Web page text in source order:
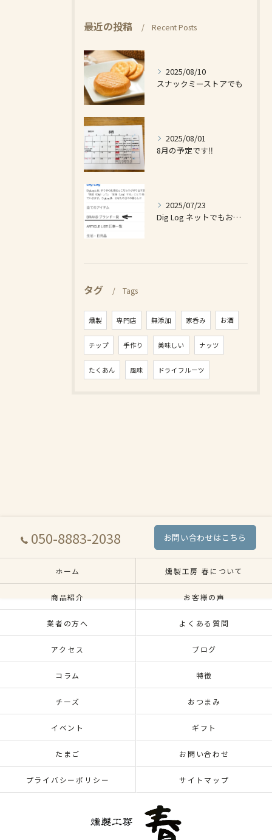
最近の投稿 Recent Posts
2025/08/10
スナックミーストアでも
2025/08/01
8月の予定です‼️
2025/07/23
Dig Log ネットでもお買い求め出来ます❗️
タグ Tags
燻製 専門店 無添加 家呑み お酒
チップ 手作り 美味しい ナッツ
たくあん 風味 ドライフルーツ
050-8883-2038 お問い合わせはこちら
ホーム 燻製工房 春について
商品紹介 お客様の声
業者の方へ よくある質問
アクセス ブログ
コラム 特徴
チーズ おつまみ
イベント ギフト
たまご お問い合わせ
プライバシーポリシー サイトマップ